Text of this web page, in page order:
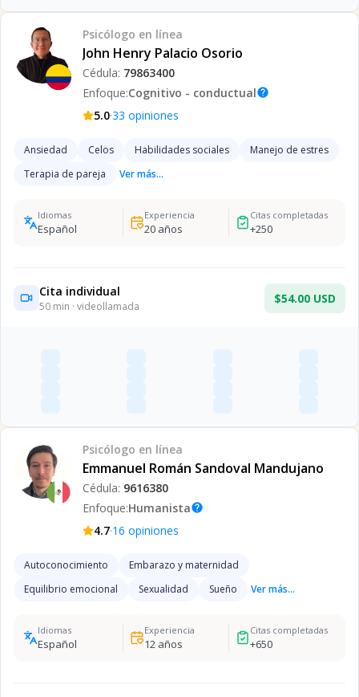
Psicólogo en línea
John Henry Palacio Osorio
Cédula: 79863400
Enfoque:Cognitivo - conductualhelp
5.0·33 opiniones
Ansiedad Celos Habilidades sociales
Manejo de estres
Terapia de pareja
Ver más...
Idiomas
Español
Experiencia
20años
Citas completadas
+250
Cita individual
50 min · videollamada
$54.00 USD
Psicólogo en línea
Emmanuel Román Sandoval Mandujano
Cédula: 9616380
Enfoque:Humanistahelp
4.7·16 opiniones
Autoconocimiento
Embarazo y maternidad
Equilibrio emocional
Sexualidad Sueño Ver más...
Idiomas
Español
Experiencia
12 años
Citas completadas
+650